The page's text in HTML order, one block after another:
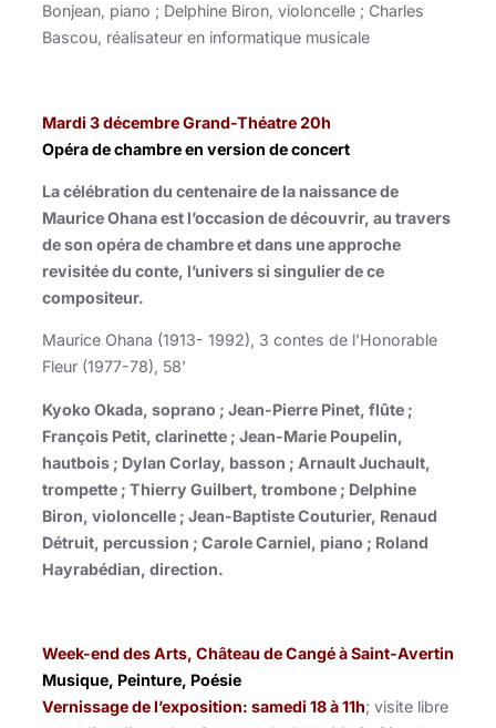
Bonjean, piano ; Delphine Biron, violoncelle ; Charles
Bascou, réalisateur en informatique musicale
Mardi 3 décembre Grand-Théatre 20h
Opéra de chambre en version de concert
La célébration du centenaire de la naissance de
Maurice Ohana est l’occasion de découvrir, au travers
de son opéra de chambre et dans une approche
revisitée du conte, l’univers si singulier de ce
compositeur.
Maurice Ohana (1913- 1992), 3 contes de l’Honorable
Fleur (1977-78), 58’
Kyoko Okada, soprano ; Jean-Pierre Pinet, flûte ;
François Petit, clarinette ; Jean-Marie Poupelin,
hautbois ; Dylan Corlay, basson ; Arnault Juchault,
trompette ; Thierry Guilbert, trombone ; Delphine
Biron, violoncelle ; Jean-Baptiste Couturier, Renaud
Détruit, percussion ; Carole Carniel, piano ; Roland
Hayrabédian, direction.
Week-end des Arts, Château de Cangé à Saint-Avertin
Musique, Peinture, Poésie
Vernissage de l’exposition: samedi 18 à 11h; visite libre